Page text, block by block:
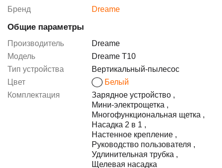
Бренд Dreame
Общие параметры
Производитель
Dreame
Модель
Dreame T10
Тип устройства
Вертикальный-пылесос
Цвет
Белый
Комплектация
Зарядное устройство ,
Мини-электрощетка ,
Многофункциональная щетка ,
Насадка 2 в 1 ,
Настенное крепление ,
Руководство пользователя ,
Удлинительная трубка ,
Щелевая насадка